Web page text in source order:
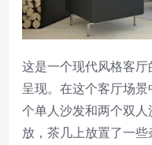
这是一个现代风格客
呈现。在这个客厅场
个单人沙发和两个双
放，茶几上放置了一